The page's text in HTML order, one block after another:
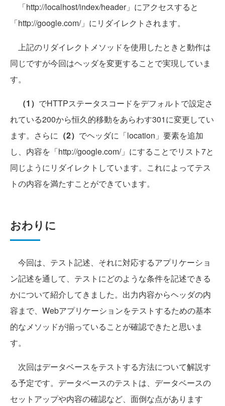
「http://localhost/index/header」にアクセスすると
「http://google.com/」にリダイレクトされます。
上記のリダイレクトメソッドを使用したときと動作は
同じですが今回はヘッダを変更することで実現していま
す。
（1） でHTTPステータスコードをデフォルトで設定さ
れている200から恒久的移動をあらわす301に変更してい
ます。さらに （2） でヘッダに「location」要素を追加
し、内容を「http://google.com/」にすることでリスト7と
同じようにリダイレクトしています。これによってテス
トの内容を満たすことができています。
おわりに
今回は、テスト記述、それに対応するアプリケーショ
ン記述を通して、テストにどのような条件を記述できる
かについて紹介してきました。出力内容からヘッダの内
容まで、Webアプリケーションをテストするための基本
的なメソッドが揃っていることが確認できたと思いま
す。
次回はデータベースをテストする方法について解説す
る予定です。データベースのテストは、データベースの
セットアップや内容の確認など、面倒な点があります